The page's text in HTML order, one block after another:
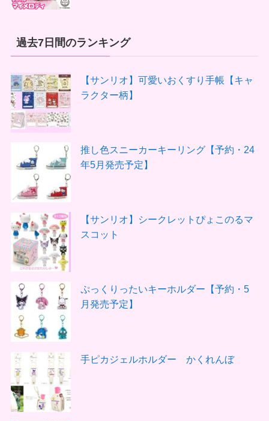
過去7日間のランキング
【サンリオ】可愛いおくすり手帳【キャ
ラクター柄】
推し色スニーカーキーリング【予約・24
年5月発売予定】
【サンリオ】シークレットぴょこのるマ
スコット
ぷっくりったいキーホルダー【予約・5
月発売予定】
手ピカジェルホルダー かくれんぼ